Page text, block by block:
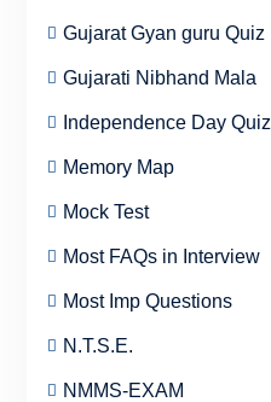
Gujarat Gyan guru Quiz
Gujarati Nibhand Mala
Independence Day Quiz
Memory Map
Mock Test
Most FAQs in Interview
Most Imp Questions
N.T.S.E.
NMMS-EXAM